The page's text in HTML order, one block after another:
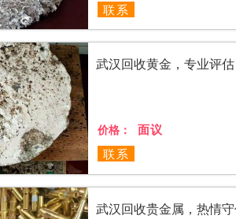
联系
武汉回收黄金，专业评估
价格：
面议
联系
武汉回收贵金属，热情